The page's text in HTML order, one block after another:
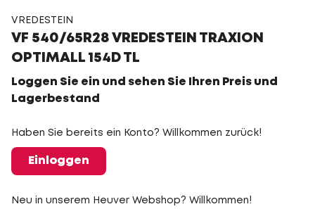
VREDESTEIN
VF 540/65R28 VREDESTEIN TRAXION
OPTIMALL 154D TL
Loggen Sie ein und sehen Sie Ihren Preis und
Lagerbestand
Haben Sie bereits ein Konto? Willkommen zurück!
Einloggen
Neu in unserem Heuver Webshop? Willkommen!